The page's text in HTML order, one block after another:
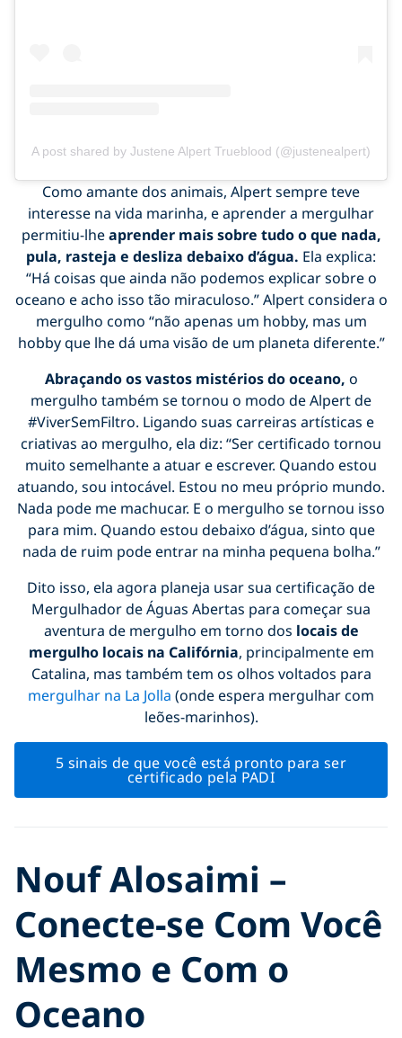
A post shared by Justene Alpert Trueblood (@justenealpert)
Como amante dos animais, Alpert sempre teve
interesse na vida marinha, e aprender a mergulhar
permitiu-lheaprender mais sobre tudo o que nada,
pula, rasteja e desliza debaixo d’água. Ela explica:
“Há coisas que ainda não podemos explicar sobre o
oceano e acho isso tão miraculoso.” Alpert considera o
mergulho como “não apenas um hobby, mas um
hobby que lhe dá uma visão de um planeta diferente.”
Abraçando os vastos mistérios do oceano, o
mergulho também se tornou o modo de Alpert de
#ViverSemFiltro. Ligando suas carreiras artísticas e
criativas ao mergulho, ela diz: “Ser certificado tornou
muito semelhante a atuar e escrever. Quando estou
atuando, sou intocável. Estou no meu próprio mundo.
Nada pode me machucar. E o mergulho se tornou isso
para mim. Quando estou debaixo d’água, sinto que
nada de ruim pode entrar na minha pequena bolha.”
Dito isso, ela agora planeja usar sua certificação de
Mergulhador de Águas Abertas para começar sua
aventura de mergulho em torno dos locais de
mergulho locais na Califórnia, principalmente em
Catalina, mas também tem os olhos voltados para
mergulhar na La Jolla (onde espera mergulhar com
leões-marinhos).
5 sinais de que você está pronto para ser
certificado pela PADI
Nouf Alosaimi –
Conecte-se Com Você
Mesmo e Com o
Oceano